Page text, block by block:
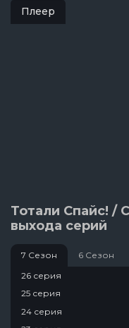
Плеер
Тотали Спайс! /
выхода серий
7 Сезон 6 Сезон
26 серия
25 серия
24 серия